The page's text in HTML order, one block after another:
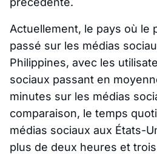
Actuellement, le pays où le
passé sur les médias
Philippines, avec les
sociaux passant en
minutes sur les médias
comparaison, le temps
médias sociaux aux États-
plus de deux heures et